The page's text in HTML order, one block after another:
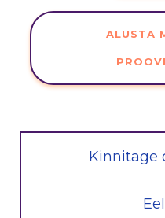
ALUSTA
Kinnitage